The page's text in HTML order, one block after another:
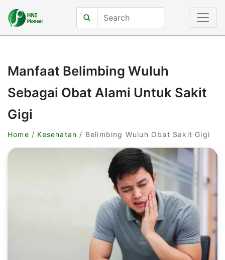
Manfaat Belimbing Wuluh
Sebagai Obat Alami Untuk Sakit
Gigi
Home / Kesehatan / Belimbing Wuluh Obat Sakit Gigi